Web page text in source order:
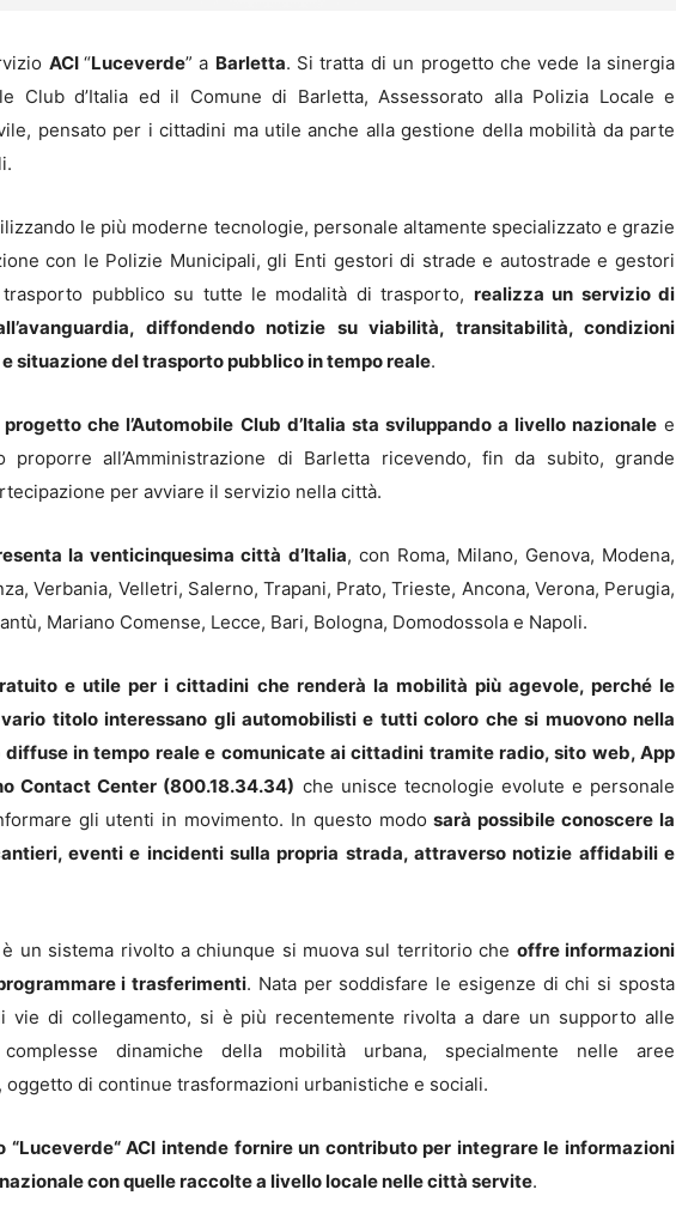
ACI “Luceverde” a Barletta. Si tratta di un progetto che vede la sinergia
Club d’Italia ed il Comune di Barletta, Assessorato alla Polizia Locale e
pensato per i cittadini ma utile anche alla gestione della mobilità da parte
le più moderne tecnologie, personale altamente specializzato e grazie
con le Polizie Municipali, gli Enti gestori di strade e autostrade e gestori
pubblico su tutte le modalità di trasporto, realizza un servizio di
diffondendo notizie su viabilità, transitabilità, condizioni
situazione del trasporto pubblico in tempo reale.
progetto che l’Automobile Club d’Italia sta sviluppando a livello nazionalee
proporre all’Amministrazione di Barletta ricevendo, fin da subito, grande
per avviare il servizio nella città.
la venticinquesima città d’Italia, con Roma, Milano, Genova, Modena,
Verbania, Velletri, Salerno, Trapani, Prato, Trieste, Ancona, Verona, Perugia,
Mariano Comense, Lecce, Bari, Bologna, Domodossola e Napoli.
e utile per i cittadini che renderà la mobilità più agevole, perché le
titolo interessano gli automobilisti e tutti coloro che si muovono nella
diffuse in tempo reale e comunicate ai cittadini tramite radio, sito web, App
Contact Center (800.18.34.34) che unisce tecnologie evolute e personale
gli utenti in movimento. In questo modosarà possibile conoscere la
eventi e incidenti sulla propria strada, attraverso notizie affidabili e
è un sistema rivolto a chiunque si muova sul territorio che offre informazioni
i trasferimenti. Nata per soddisfare le esigenze di chi si sposta
vie di collegamento, si è più recentemente rivolta a dare un supporto alle
dinamiche della mobilità urbana, specialmente nelle aree
oggetto di continue trasformazioni urbanistiche e sociali.
“Luceverde“ ACI intende fornire un contributo per integrare le informazioni
con quelle raccolte a livello locale nelle città servite.